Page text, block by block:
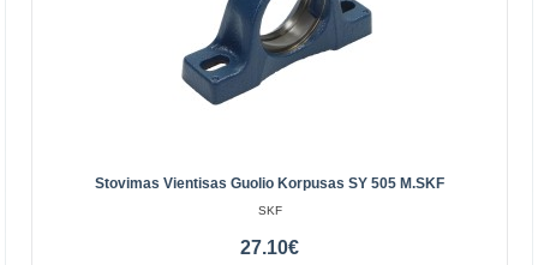
Spygliuotas velenas 16 x 20 - 1000mm
Stovimas Vientisas Guolio Korpusas SY 505 M.SKF
SKF
27.10€